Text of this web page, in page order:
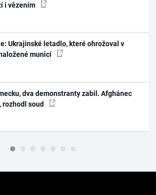
i vězením
Ukrajinské letadlo, které ohrožoval v
municí
dva demonstranty zabil. Afghánec
soud